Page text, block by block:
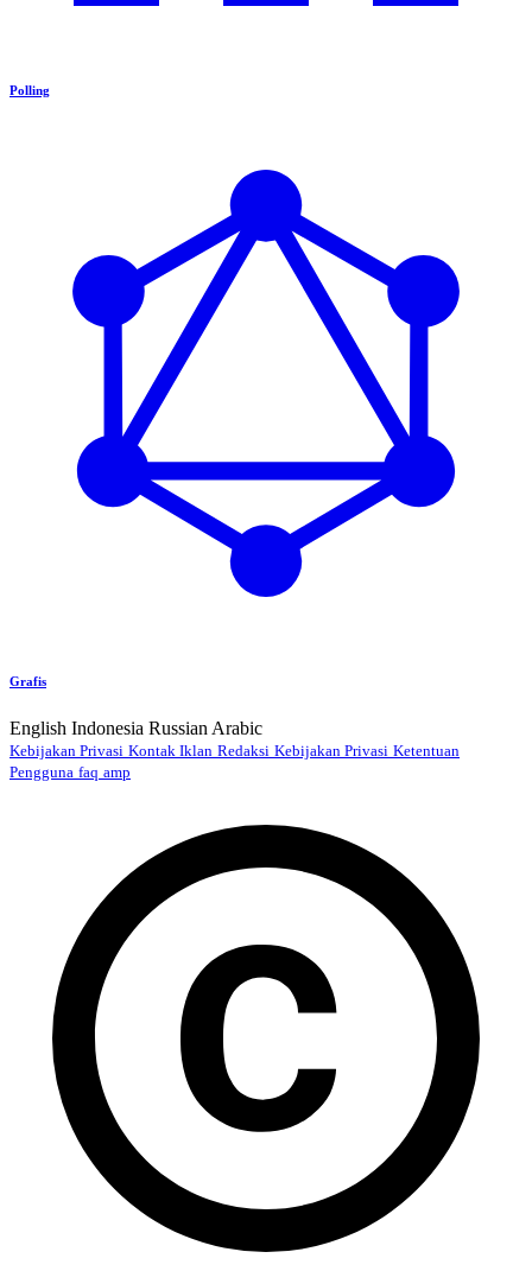
Polling
Grafis
English Indonesia Russian Arabic
Kebijakan Privasi Kontak Iklan Redaksi Kebijakan Privasi Ketentuan
Pengguna faq amp